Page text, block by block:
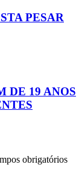
PESAR
DE 19 ANOS
obrigatórios